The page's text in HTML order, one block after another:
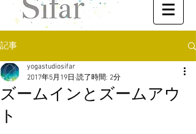
記事
ズームインとズームアウ
ト
yogastudiosifar
2017年5月19日 読了時間: 2分